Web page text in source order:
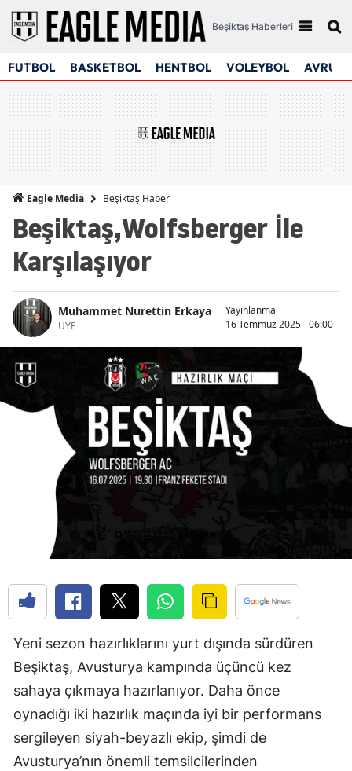
Beşiktaş Haberleri
FUTBOL BASKETBOL HENTBOL VOLEYBOL
Eagle Media Beşiktaş Haber
Beşiktaş,Wolfsberger İle
Karşılaşıyor
Muhammet Nurettin Erkaya
ÜYE
Yayınlanma
16 Temmuz 2025 - 06:00
Yeni sezon hazırlıklarını yurt dışında sürdüren
Beşiktaş, Avusturya kampında üçüncü kez
sahaya çıkmaya hazırlanıyor. Daha önce
oynadığı iki hazırlık maçında iyi bir performans
sergileyen siyah-beyazlı ekip, şimdi de
Avusturya’nın önemli temsilcilerinden